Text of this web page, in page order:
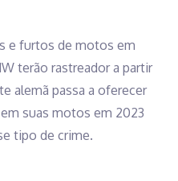
e furtos de motos em
terão rastreador a partir
alemã passa a oferecer
suas motos em 2023
tipo de crime.